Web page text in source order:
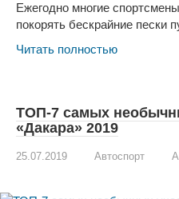
Ежегодно многие
покорять бескрайние
Читать полностью
ТОП-7 самых
«Дакара» 2019
25.07.2019 Автоспорт